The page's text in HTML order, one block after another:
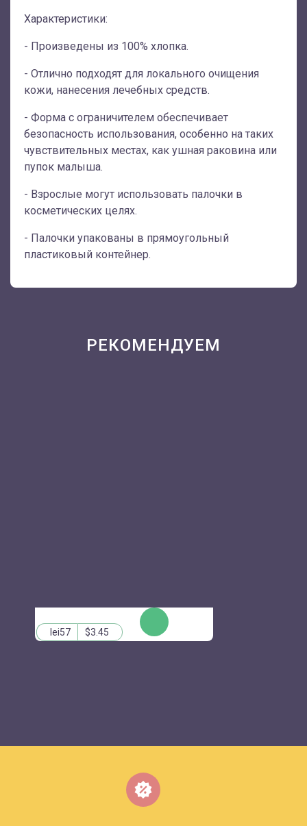
Характеристики:
- Произведены из 100% хлопка.
- Отлично подходят для локального очищения
кожи, нанесения лечебных средств.
- Форма с ограничителем обеспечивает
безопасность использования, особенно на таких
чувствительных местах, как ушная раковина или
пупок малыша.
- Взрослые могут использовать палочки в
косметических целях.
- Палочки упакованы в прямоугольный
пластиковый контейнер.
РЕКОМЕНДУЕМ
lei57 $3.45
КУПИТЬ